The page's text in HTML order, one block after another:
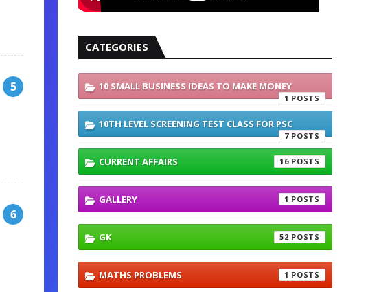
5
6
CATEGORIES
10 SMALL BUSINESS IDEAS TO MAKE MONEY
1
10TH LEVEL SCREENING TEST CLASS FOR PSC
7
CURRENT AFFAIRS 16
GALLERY 1
GK 52
MATHS PROBLEMS 1